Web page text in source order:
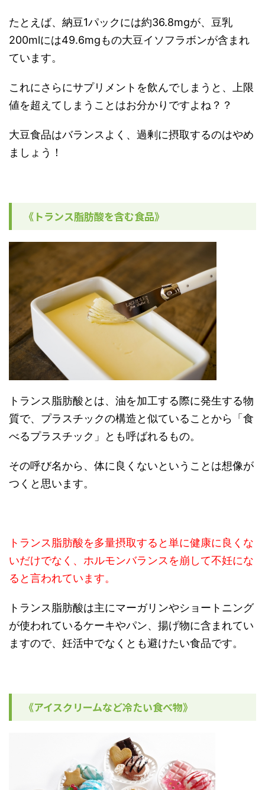
たとえば、納豆1パックには約36.8mgが、豆乳
200mlには49.6mgもの大豆イソフラボンが含まれ
ています。
これにさらにサプリメントを飲んでしまうと、上限
値を超えてしまうことはお分かりですよね？？
大豆食品はバランスよく、過剰に摂取するのはやめ
ましょう！
《トランス脂肪酸を含む食品》
トランス脂肪酸とは、油を加工する際に発生する物
質で、プラスチックの構造と似ていることから「食
べるプラスチック」とも呼ばれるもの。
その呼び名から、体に良くないということは想像が
つくと思います。
トランス脂肪酸を多量摂取すると単に健康に良くな
いだけでなく、ホルモンバランスを崩して不妊にな
ると言われています。
トランス脂肪酸は主にマーガリンやショートニング
が使われているケーキやパン、揚げ物に含まれてい
ますので、妊活中でなくとも避けたい食品です。
《アイスクリームなど冷たい食べ物》